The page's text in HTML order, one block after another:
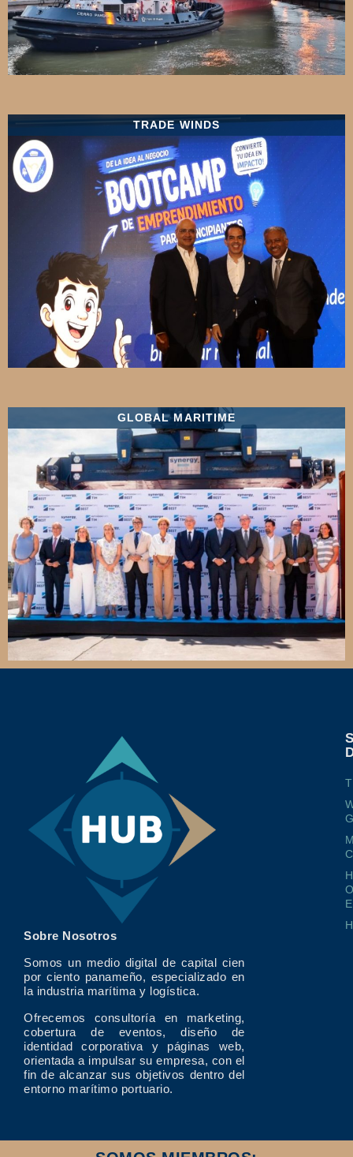
TRADE WINDS
GLOBAL MARITIME
Sobre Nosotros
Somos un medio digital de capital cien
por ciento panameño, especializado en
la industria marítima y logística.
Ofrecemos consultoría en marketing,
cobertura de eventos, diseño de
identidad corporativa y páginas web,
orientada a impulsar su empresa, con el
fin de alcanzar sus objetivos dentro del
entorno marítimo portuario.